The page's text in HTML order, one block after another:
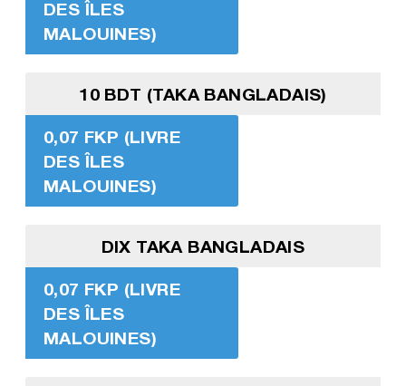
DES ÎLES
MALOUINES)
10 BDT (TAKA BANGLADAIS)
0,07 FKP (LIVRE
DES ÎLES
MALOUINES)
DIX TAKA BANGLADAIS
0,07 FKP (LIVRE
DES ÎLES
MALOUINES)